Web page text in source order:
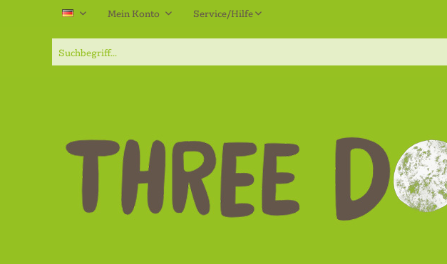
Mein Konto Service/Hilfe